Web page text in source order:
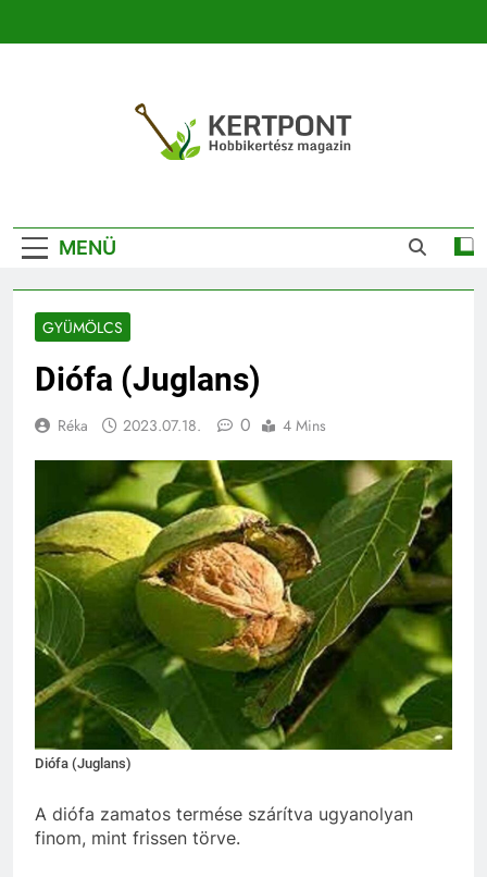
Kertészeti
Magazin |
Növényhatározó
MENÜ
GYÜMÖLCS
Diófa (Juglans)
Réka 2023.07.18. 0 4 Mins
Diófa (Juglans)
A diófa zamatos termése szárítva ugyanolyan
finom, mint frissen törve.